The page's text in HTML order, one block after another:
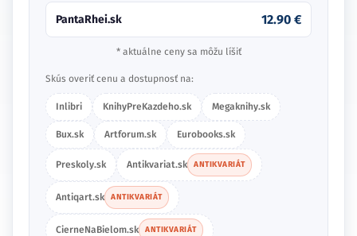
PantaRhei.sk 12.90 €
* aktuálne ceny sa môžu líšiť
Skús overiť cenu a dostupnosť na:
Inlibri KnihyPreKazdeho.sk Megaknihy.sk
Bux.sk Artforum.sk Eurobooks.sk
Preskoly.sk Antikvariat.sk ANTIKVARIÁT
Antiqart.sk ANTIKVARIÁT
CierneNaBielom.sk ANTIKVARIÁT